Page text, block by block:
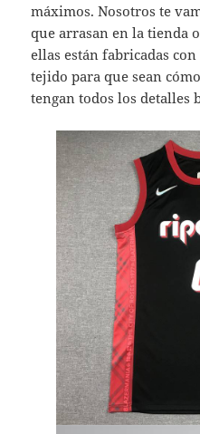
máximos. Nosotros te
que arrasan en la tienda
ellas están fabricadas
tejido para que sean
tengan todos los detalles